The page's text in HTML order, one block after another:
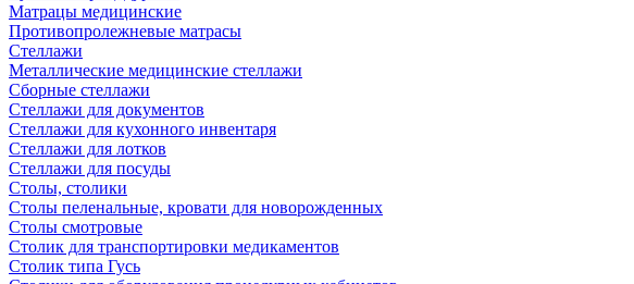
Матрацы медицинские
Противопролежневые матрасы
Стеллажи
Металлические медицинские стеллажи
Сборные стеллажи
Стеллажи для документов
Стеллажи для кухонного инвентаря
Стеллажи для лотков
Стеллажи для посуды
Столы, столики
Столы пеленальные, кровати для новорожденных
Столы смотровые
Столик для транспортировки медикаментов
Столик типа Гусь